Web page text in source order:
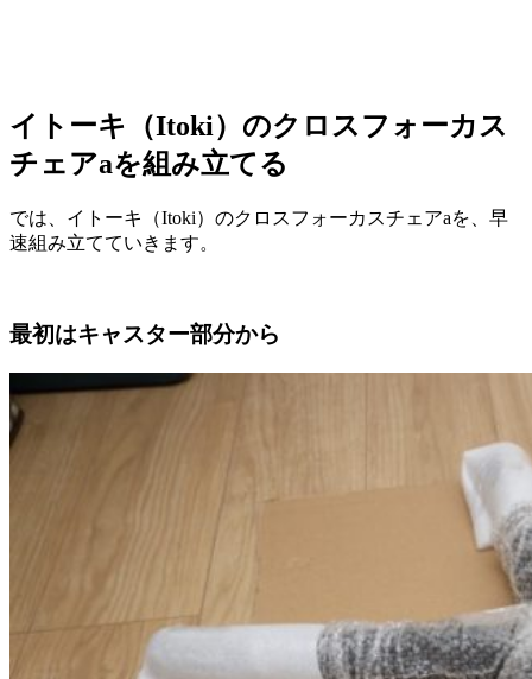
イトーキ（Itoki）のクロスフォーカス
チェアaを組み立てる
では、イトーキ（Itoki）のクロスフォーカスチェアaを、早
速組み立てていきます。
最初はキャスター部分から